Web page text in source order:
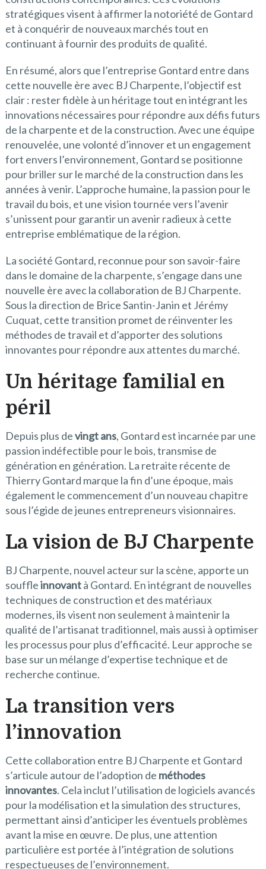
stratégiques visent à affirmer la notoriété de Gontard
et à conquérir de nouveaux marchés tout en
continuant à fournir des produits de qualité.
En résumé, alors que l’entreprise Gontard entre dans
cette nouvelle ère avec BJ Charpente, l’objectif est
clair : rester fidèle à un héritage tout en intégrant les
innovations nécessaires pour répondre aux défis futurs
de la charpente et de la construction. Avec une équipe
renouvelée, une volonté d’innover et un engagement
fort envers l’environnement, Gontard se positionne
pour briller sur le marché de la construction dans les
années à venir. L’approche humaine, la passion pour le
travail du bois, et une vision tournée vers l’avenir
s’unissent pour garantir un avenir radieux à cette
entreprise emblématique de la région.
La société Gontard, reconnue pour son savoir-faire
dans le domaine de la charpente, s’engage dans une
nouvelle ère avec la collaboration de BJ Charpente.
Sous la direction de Brice Santin-Janin et Jérémy
Cuquat, cette transition promet de réinventer les
méthodes de travail et d’apporter des solutions
innovantes pour répondre aux attentes du marché.
Un héritage familial en
péril
Depuis plus devingt ans, Gontard est incarnée par une
passion indéfectible pour le bois, transmise de
génération en génération. La retraite récente de
Thierry Gontard marque la fin d’une époque, mais
également le commencement d’un nouveau chapitre
sous l’égide de jeunes entrepreneurs visionnaires.
La vision de BJ Charpente
BJ Charpente, nouvel acteur sur la scène, apporte un
souffleinnovantà Gontard. En intégrant de nouvelles
techniques de construction et des matériaux
modernes, ils visent non seulement à maintenir la
qualité de l’artisanat traditionnel, mais aussi à optimiser
les processus pour plus d’efficacité. Leur approche se
base sur un mélange d’expertise technique et de
recherche continue.
La transition vers
l’innovation
Cette collaboration entre BJ Charpente et Gontard
s’articule autour de l’adoption de méthodes
innovantes. Cela inclut l’utilisation de logiciels avancés
pour la modélisation et la simulation des structures,
permettant ainsi d’anticiper les éventuels problèmes
avant la mise en œuvre. De plus, une attention
particulière est portée à l’intégration de solutions
respectueuses de l’environnement.